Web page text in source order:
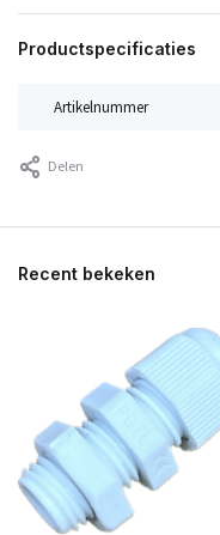
Productspecificaties
Artikelnummer
Delen
Recent bekeken